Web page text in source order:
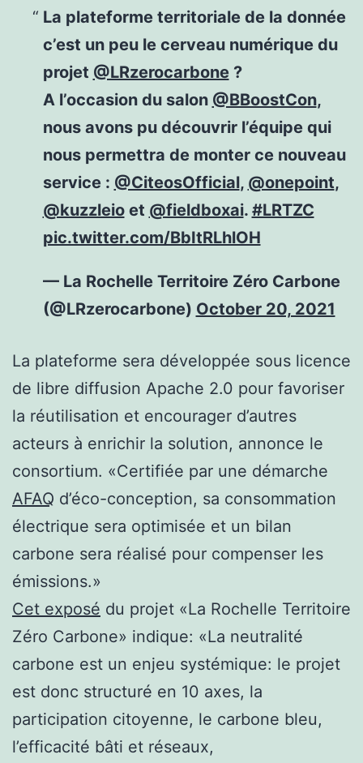
La plateforme territoriale de la donnée
c’est un peu le cerveau numérique du
projet @LRzerocarbone?
A l’occasion du salon @BBoostCon,
nous avons pu découvrir l’équipe qui
nous permettra de monter ce nouveau
service : @CiteosOfficial, @onepoint,
@kuzzleioet @fieldboxai. #LRTZC
pic.twitter.com/BbItRLhlOH
— La Rochelle Territoire Zéro Carbone
(@LRzerocarbone) October 20, 2021
La plateforme sera développée sous licence
de libre diffusion Apache 2.0 pour favoriser
la réutilisation et encourager d’autres
acteurs à enrichir la solution, annonce le
consortium. «Certifiée par une démarche
AFAQ d’éco-conception, sa consommation
électrique sera optimisée et un bilan
carbone sera réalisé pour compenser les
émissions.»
Cet exposé du projet «La Rochelle Territoire
Zéro Carbone» indique: «La neutralité
carbone est un enjeu systémique: le projet
est donc structuré en 10 axes, la
participation citoyenne, le carbone bleu,
l’efficacité bâti et réseaux,